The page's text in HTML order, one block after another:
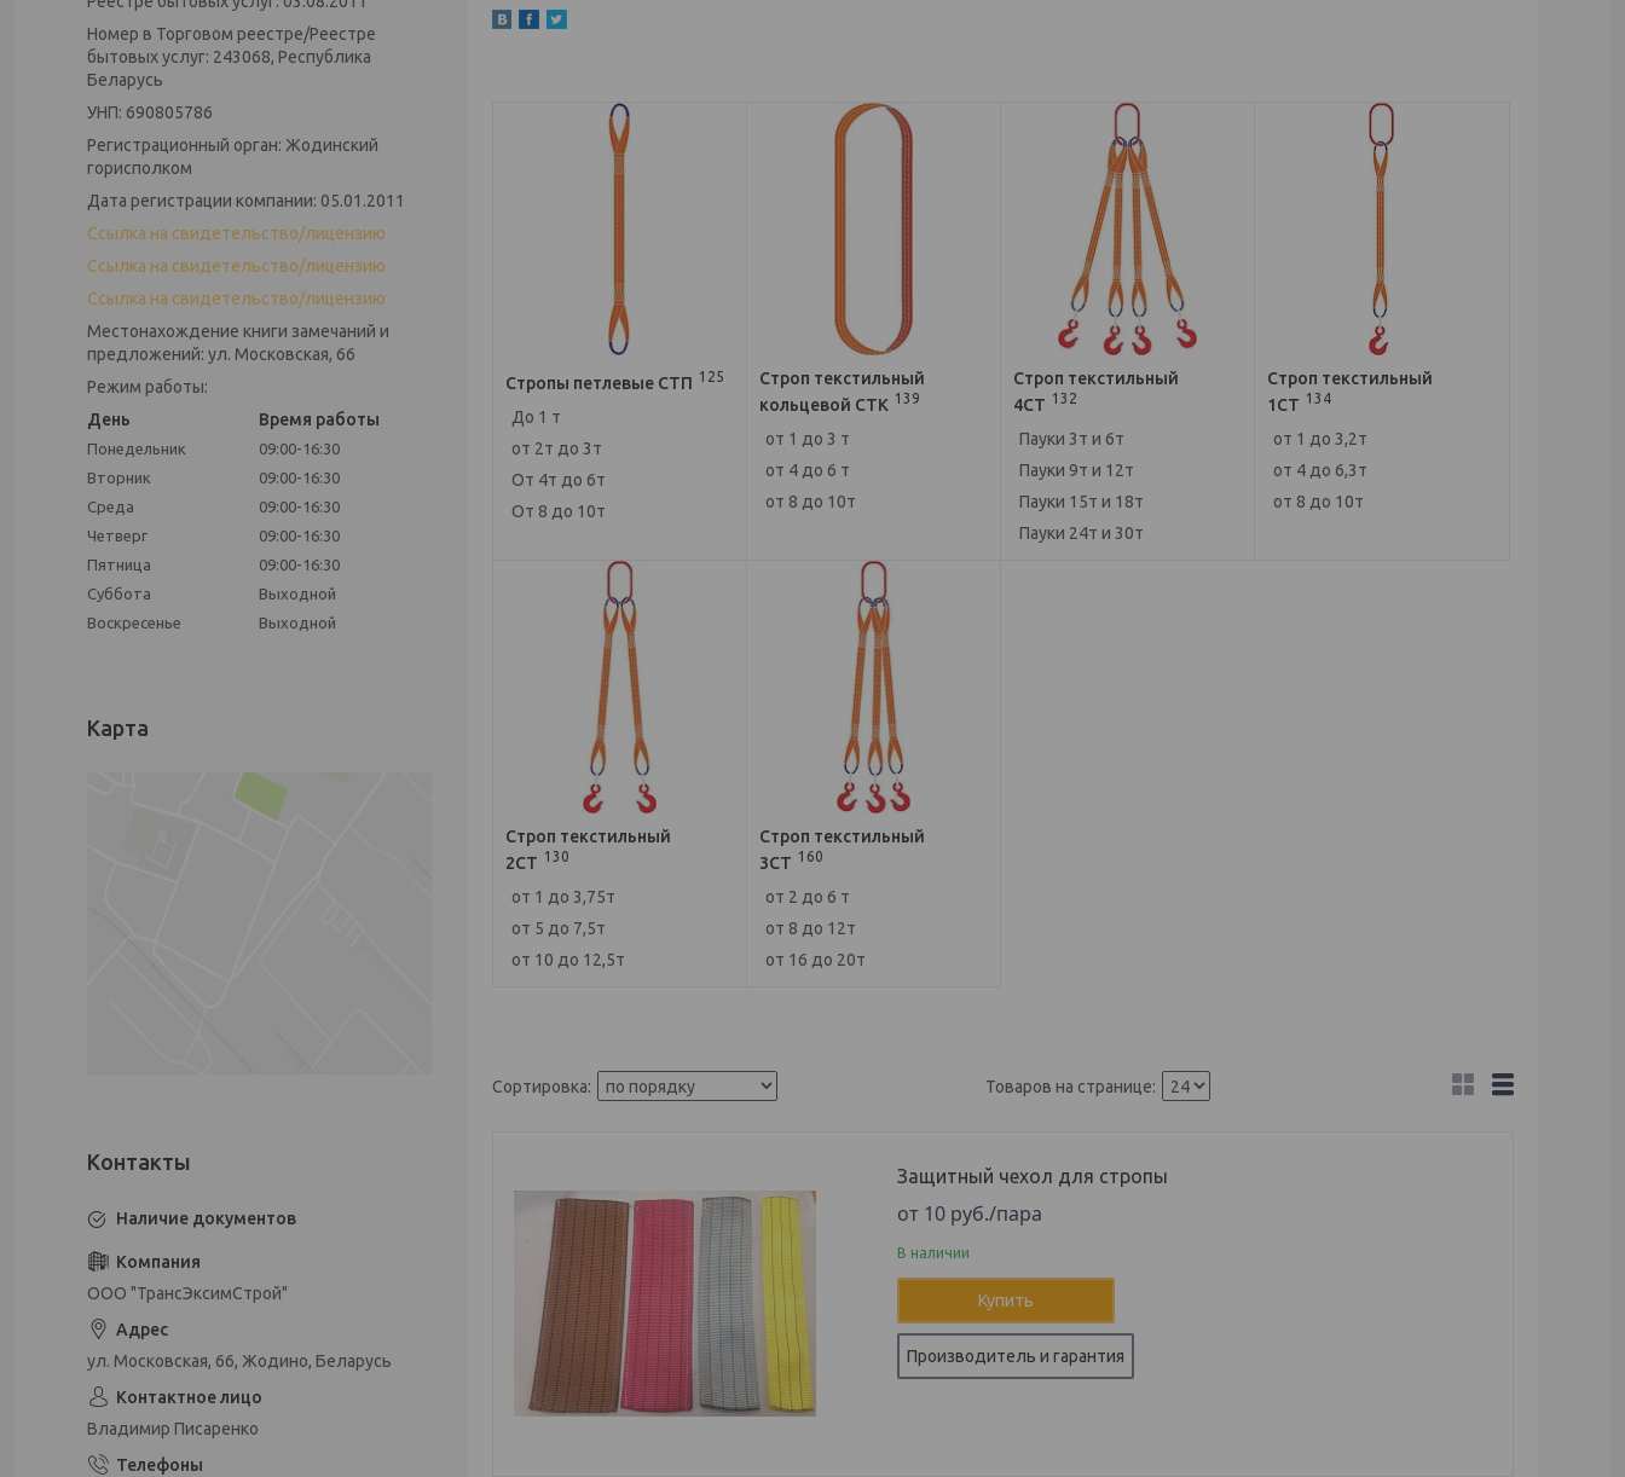
Стропы петлевые СТП 125
До 1 т
от 2т до 3т
От 4т до 6т
От 8 до 10т
Строп текстильный
кольцевой СТК 139
от 1 до 3 т
от 4 до 6 т
от 8 до 10т
Строп текстильный
4СТ 132
Пауки 3т и 6т
Пауки 9т и 12т
Пауки 15т и 18т
Пауки 24т и 30т
Строп текстильный
1СТ 134
от 1 до 3,2т
от 4 до 6,3т
от 8 до 10т
Строп текстильный
2СТ 130
от 1 до 3,75т
от 5 до 7,5т
от 10 до 12,5т
Строп текстильный
3СТ 160
от 2 до 6 т
от 8 до 12т
от 16 до 20т
Защитный чехол для стропы
от 10 руб./пара
В наличии
Купить
Производитель и гарантия
Номер в Торговом реестре/Реестре
бытовых услуг: 243068, Республика
Беларусь
УНП: 690805786
Регистрационный орган: Жодинский
горисполком
Дата регистрации компании: 05.01.2011
Ссылка на свидетельство/лицензию
Ссылка на свидетельство/лицензию
Ссылка на свидетельство/лицензию
Местонахождение книги замечаний и
предложений: ул. Московская, 66
Режим работы:
День
Время работы
Понедельник
09:00-16:30
Вторник
09:00-16:30
Среда
09:00-16:30
Четверг
09:00-16:30
Пятница
09:00-16:30
Суббота
Выходной
Воскресенье
Выходной
Карта
Наличие документов
ООО "ТрансЭксимСтрой"
ул. Московская, 66, Жодино, Беларусь
Владимир Писаренко